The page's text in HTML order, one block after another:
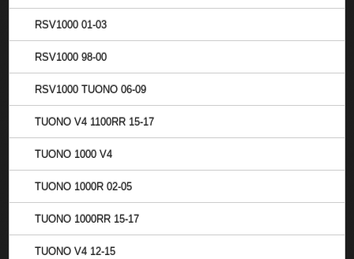
RSV1000 01-03
RSV1000 98-00
RSV1000 TUONO 06-09
TUONO V4 1100RR 15-17
TUONO 1000 V4
TUONO 1000R 02-05
TUONO 1000RR 15-17
TUONO V4 12-15